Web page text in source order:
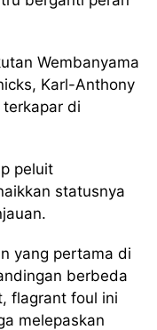
Wembanyama
Karl-Anthony
di
peluit
statusnya
yang pertama di
berbeda
flagrant foul ini
melepaskan